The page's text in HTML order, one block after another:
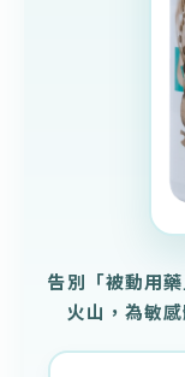
告別「被動用
火山，為敏